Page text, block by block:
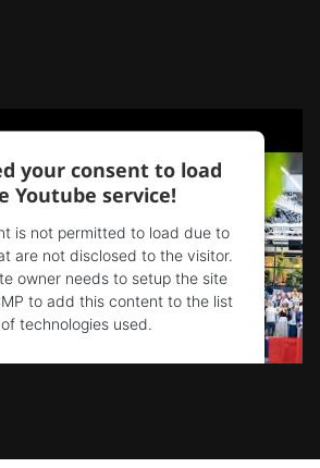
your consent to load
Youtube service!
is not permitted to load due to
are not disclosed to the visitor.
owner needs to setup the site
to add this content to the list
of technologies used.
byUsercentrics Consent